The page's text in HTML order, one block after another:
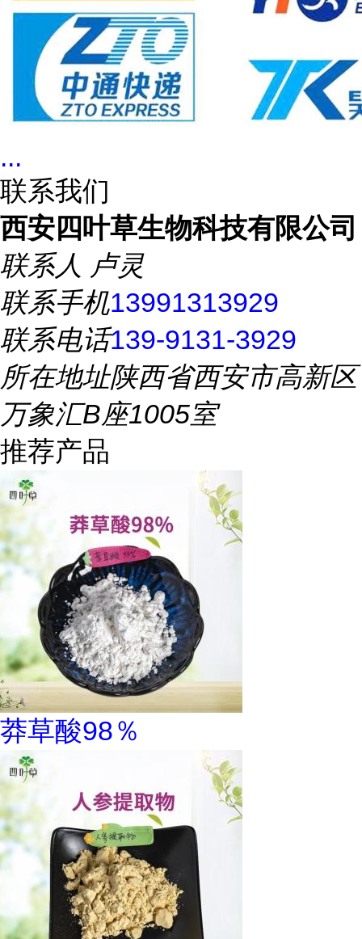
...
联系我们
西安四叶草生物科技有限公司
联系人 卢灵
联系手机13991313929
联系电话139-9131-3929
所在地址陕西省西安市高新区
万象汇B座1005室
推荐产品
莽草酸98％